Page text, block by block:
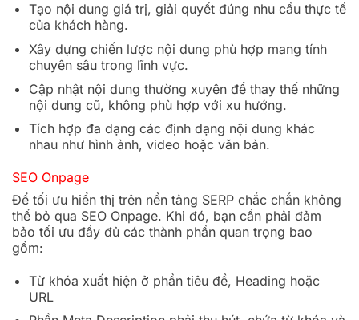
Tạo nội dung giá trị, giải quyết đúng nhu cầu thực tế
của khách hàng.
Xây dựng chiến lược nội dung phù hợp mang tính
chuyên sâu trong lĩnh vực.
Cập nhật nội dung thường xuyên để thay thế những
nội dung cũ, không phù hợp với xu hướng.
Tích hợp đa dạng các định dạng nội dung khác
nhau như hình ảnh, video hoặc văn bản.
SEO Onpage
Để tối ưu hiển thị trên nền tảng SERP chắc chắn không
thể bỏ qua SEO Onpage. Khi đó, bạn cần phải đảm
bảo tối ưu đầy đủ các thành phần quan trọng bao
gồm:
Từ khóa xuất hiện ở phần tiêu đề, Heading hoặc
URL